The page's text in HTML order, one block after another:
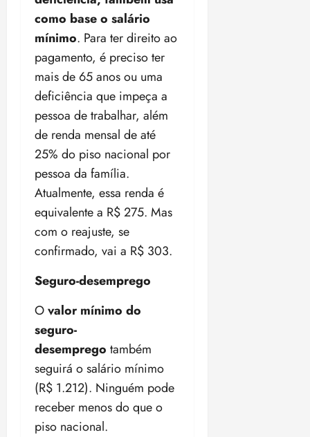
como base o salário
mínimo. Para ter direito ao
pagamento, é preciso ter
mais de 65 anos ou uma
deficiência que impeça a
pessoa de trabalhar, além
de renda mensal de até
25% do piso nacional por
pessoa da família.
Atualmente, essa renda é
equivalente a R$ 275. Mas
com o reajuste, se
confirmado, vai a R$ 303.
Seguro-desemprego
Ovalor mínimo do
seguro-
desemprego também
seguirá o salário mínimo
(R$ 1.212). Ninguém pode
receber menos do que o
piso nacional.